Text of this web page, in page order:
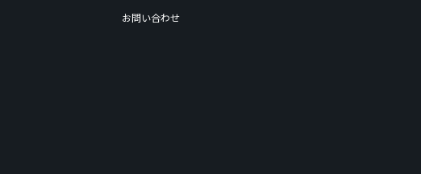
お問い合わせ